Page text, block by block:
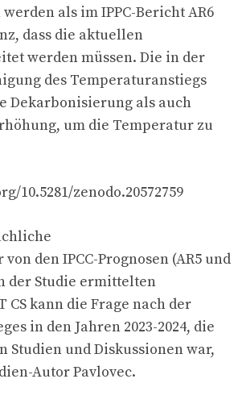
als im IPPC-Bericht AR6
dass die aktuellen
werden müssen. Die in der
des Temperaturanstiegs
Dekarbonisierung als auch
um die Temperatur zu
10.5281/zenodo.20572759
den IPCC-Prognosen (AR5 und
der Studie ermittelten
kann die Frage nach der
in den Jahren 2023-2024, die
Studien und Diskussionen war,
Autor Pavlovec.